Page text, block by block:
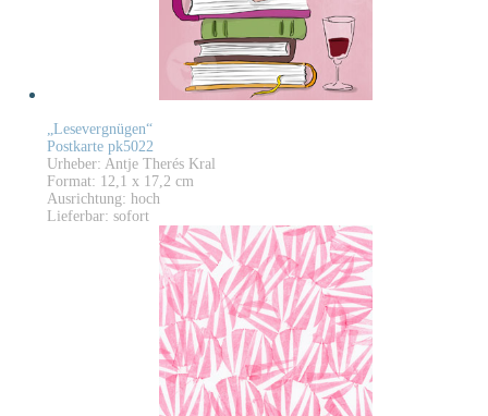
„Lesevergnügen“
Postkarte pk5022
Urheber: Antje Therés Kral
Format: 12,1 x 17,2 cm
Ausrichtung: hoch
Lieferbar: sofort